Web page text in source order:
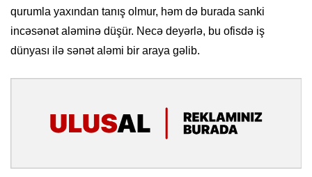
qurumla yaxından tanış olmur, həm də burada sanki
incəsənət aləminə düşür. Necə deyərlə, bu ofisdə iş
dünyası ilə sənət aləmi bir araya gəlib.